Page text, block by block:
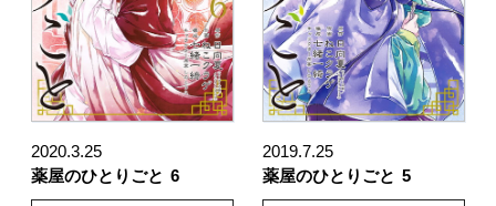
2020.3.25
薬屋のひとりごと 6
2019.7.25
薬屋のひとりごと 5